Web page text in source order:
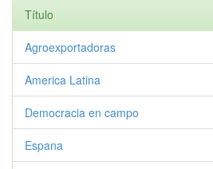
Título
Agroexportadoras
America Latina
Democracia en campo
Espana